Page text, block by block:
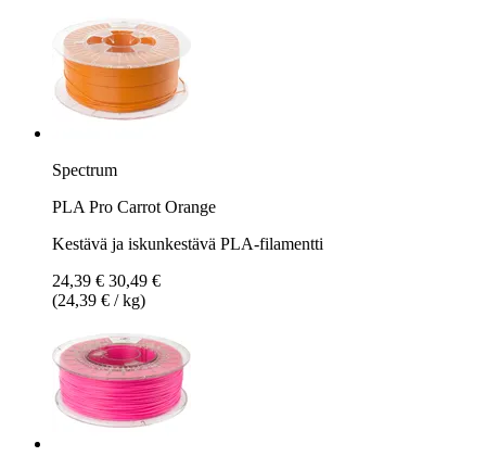
Spectrum
PLA Pro Carrot Orange
Kestävä ja iskunkestävä PLA-filamentti
24,39 € 30,49 €
(24,39 € / kg)